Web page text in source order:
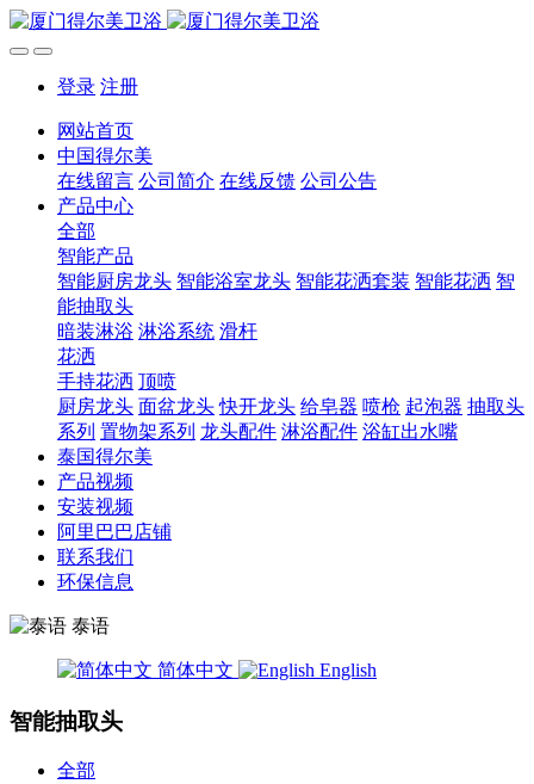
登录 注册
网站首页
中国得尔美
在线留言 公司简介 在线反馈 公司公告
产品中心
全部
智能产品
智能厨房龙头 智能浴室龙头 智能花洒套装 智能花洒 智
能抽取头
暗装淋浴 淋浴系统 滑杆
花洒
手持花洒 顶喷
厨房龙头 面盆龙头 快开龙头 给皂器 喷枪 起泡器 抽取头
系列 置物架系列 龙头配件 淋浴配件 浴缸出水嘴
泰国得尔美
产品视频
安装视频
阿里巴巴店铺
联系我们
环保信息
泰语
简体中文 English
智能抽取头
全部